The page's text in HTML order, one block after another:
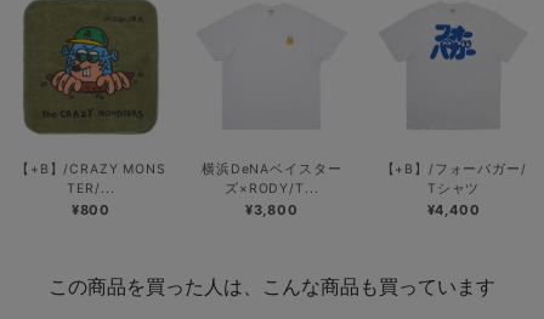
【+B】/CRAZY MONS
TER/...
¥800
横浜DeNAベイスター
ズ×RODY/T...
¥3,800
【+B】/フォーバガー/
Tシャツ
¥4,400
この商品を買った人は、こんな商品も買っています